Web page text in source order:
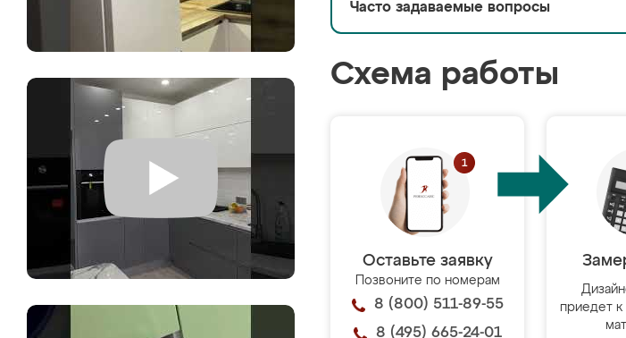
Часто задаваемые вопросы
Схема работы
Оставьте заявку
Позвоните по номерам
8 (800) 511-89-55
8 (495) 665-24-01
приедет к